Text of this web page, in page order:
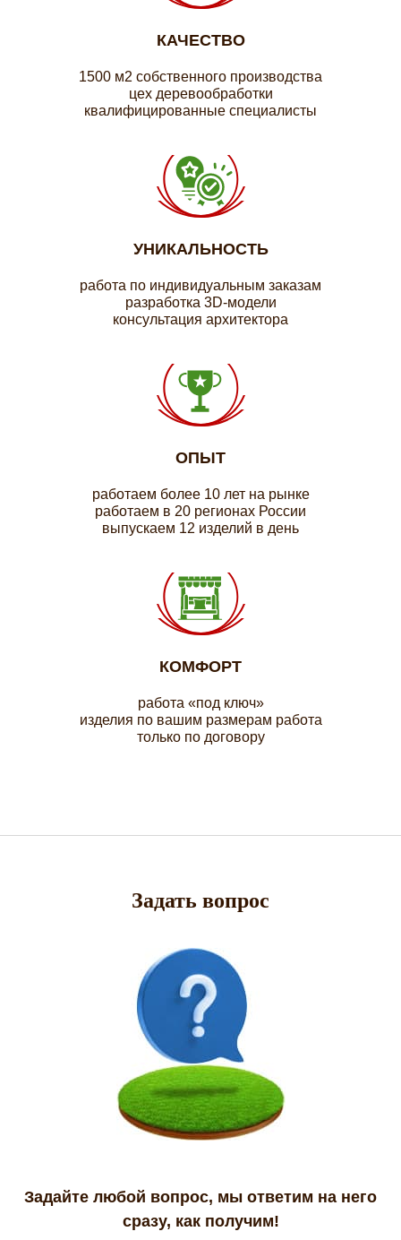
КАЧЕСТВО
1500 м2 собственного производства
цех деревообработки
квалифицированные специалисты
УНИКАЛЬНОСТЬ
работа по индивидуальным заказам
разработка 3D-модели
консультация архитектора
ОПЫТ
работаем более 10 лет на рынке
работаем в 20 регионах России
выпускаем 12 изделий в день
КОМФОРТ
работа «под ключ»
изделия по вашим размерам работа
только по договору
Задать вопрос
Задайте любой вопрос, мы ответим на него
сразу, как получим!